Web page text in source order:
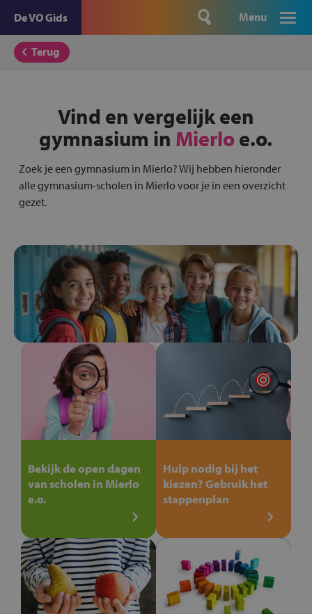
De VO Gids Menu
Terug
Vind en vergelijk een
gymnasium in Mierloe.o.
Zoek je een gymnasium in Mierlo? Wij hebben hieronder
alle gymnasium-scholen in Mierlo voor je in een overzicht
gezet.
Bekijk de open dagen
van scholen in Mierlo
e.o.
Hulp nodig bij het
kiezen? Gebruik het
stappenplan